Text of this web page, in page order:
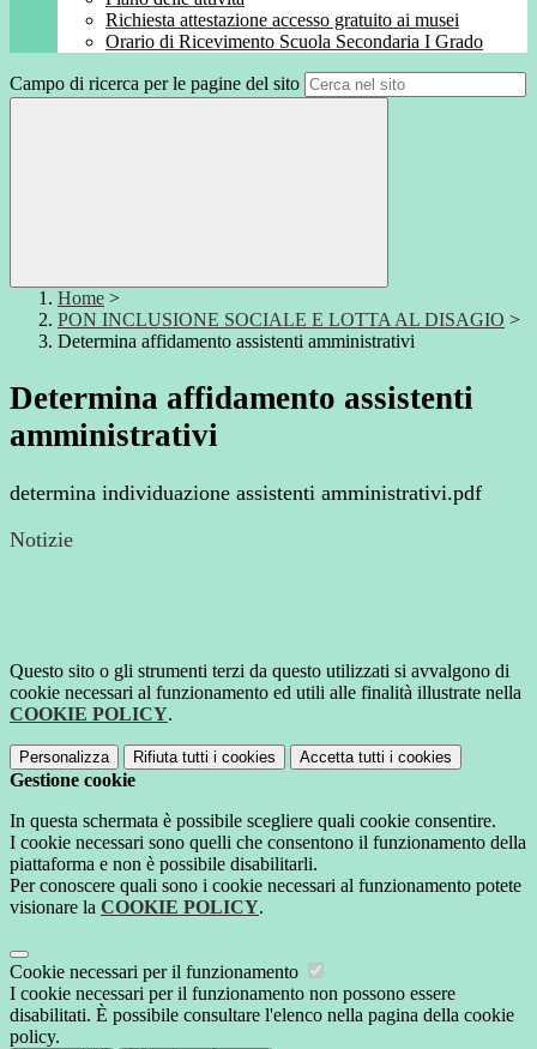
Richiesta attestazione accesso gratuito ai musei
Orario di Ricevimento Scuola Secondaria I Grado
Campo di ricerca per le pagine del sito
Home >
PON INCLUSIONE SOCIALE E LOTTA AL DISAGIO >
Determina affidamento assistenti amministrativi
Determina affidamento assistenti
amministrativi
determina individuazione assistenti amministrativi.pdf
Notizie
Questo sito o gli strumenti terzi da questo utilizzati si avvalgono di
cookie necessari al funzionamento ed utili alle finalità illustrate nella
COOKIE POLICY.
Personalizza Rifiuta tutti i cookies Accetta tutti i cookies
Gestione cookie
In questa schermata è possibile scegliere quali cookie consentire.
I cookie necessari sono quelli che consentono il funzionamento della
piattaforma e non è possibile disabilitarli.
Per conoscere quali sono i cookie necessari al funzionamento potete
visionare la COOKIE POLICY.
Cookie necessari per il funzionamento
I cookie necessari per il funzionamento non possono essere
disabilitati. È possibile consultare l'elenco nella pagina della cookie
policy.